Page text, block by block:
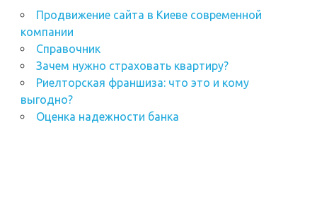
Продвижение сайта в Киеве современной
компании
Справочник
Зачем нужно страховать квартиру?
Риелторская франшиза: что это и кому
выгодно?
Оценка надежности банка